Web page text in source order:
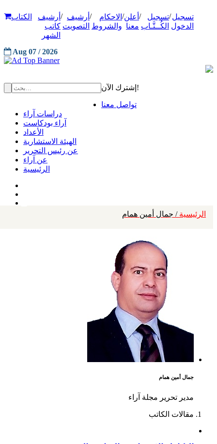
تسجيل
الدخول
/تسجيل
الكُــتَّـاب
/ أعلن
معنا
/ الاحكام
والشروط
/ أرشيف
التصويت
/ أرشيف
كاتب
الشهر
الكتاب
Aug 07 / 2026
إشترك الآن!
تواصل معنا
دراسات آراء
آراء بودكاست
الأعداد
الهيئة الاستشارية
عن رئيس التحرير
عن آراء
الرئيسية
الرئيسية / جمال أمين همام
جمال أمين همام
مدير تحرير مجلة آراء
مقالات الكاتب